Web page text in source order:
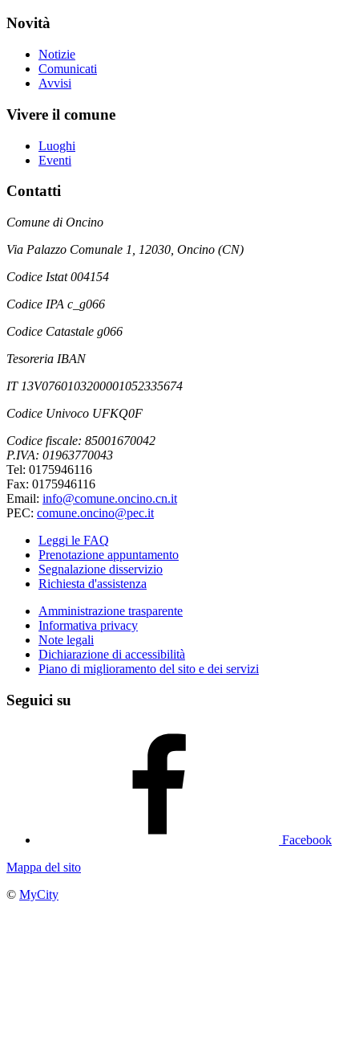
Novità
Notizie
Comunicati
Avvisi
Vivere il comune
Luoghi
Eventi
Contatti
Comune di Oncino
Via Palazzo Comunale 1, 12030, Oncino (CN)
Codice Istat 004154
Codice IPA c_g066
Codice Catastale g066
Tesoreria IBAN
IT 13V0760103200001052335674
Codice Univoco UFKQ0F
Codice fiscale: 85001670042
P.IVA: 01963770043
Tel: 0175946116
Fax: 0175946116
Email: info@comune.oncino.cn.it
PEC: comune.oncino@pec.it
Leggi le FAQ
Prenotazione appuntamento
Segnalazione disservizio
Richiesta d'assistenza
Amministrazione trasparente
Informativa privacy
Note legali
Dichiarazione di accessibilità
Piano di miglioramento del sito e dei servizi
Seguici su
Facebook
Mappa del sito
© MyCity